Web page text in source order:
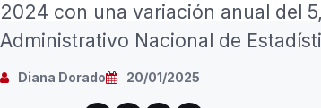
2024 con una variación anual del
Administrativo Nacional de
Diana Dorado 20/01/2025